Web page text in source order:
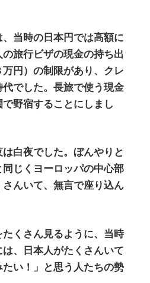
当時の日本円では高額に
旅行ビザの現金の持ち出
円）の制限があり、クレ
でした。長旅で使う現金
野宿することにしまし
白夜でした。ぼんやりと
じくヨーロッパの中心部
んいて、無言で座り込ん
くさん見るように、当時
、日本人がたくさんいて
たい！」と思う人たちの勢